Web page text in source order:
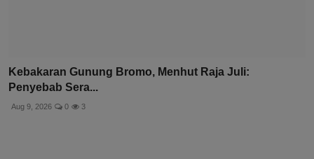
Kebakaran Gunung Bromo, Menhut Raja Juli:
Penyebab Sera...
Aug 9, 2026 0 3